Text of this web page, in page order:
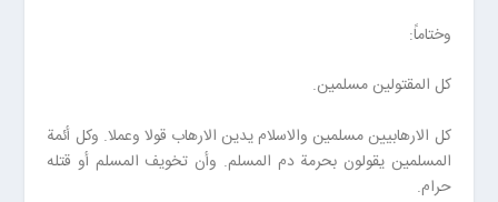
وختاماً:
كل المقتولين مسلمين.
كل الارهابيين مسلمين والاسلام يدين الارهاب قولا وعملا. وكل أئمة
المسلمين يقولون بحرمة دم المسلم. وأن تخويف المسلم أو قتله
حرام.